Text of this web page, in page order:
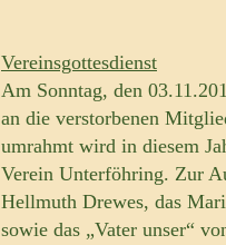
Vereinsgottesdienst
Am Sonntag, den
an die verstorbenen
umrahmt wird in diesem
Verein Unterföhring. Zur
Hellmuth Drewes, das
sowie das „Vater unser“